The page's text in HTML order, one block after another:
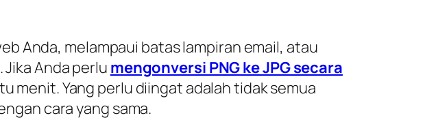
Anda, melampaui batas lampiran email, atau
Anda perlu mengonversi PNG ke JPG secara
menit. Yang perlu diingat adalah tidak semua
cara yang sama.